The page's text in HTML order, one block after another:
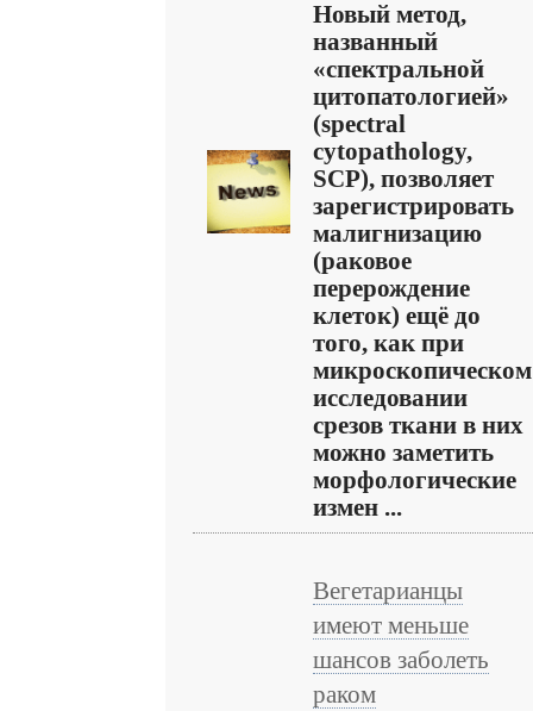
Новый метод,
названный
«спектральной
цитопатологией»
(spectral
cytopathology,
SCP), позволяет
зарегистрировать
малигнизацию
(раковое
перерождение
клеток) ещё до
того, как при
микроскопическом
исследовании
срезов ткани в них
можно заметить
морфологические
измен ...
Вегетарианцы
имеют меньше
шансов заболеть
раком